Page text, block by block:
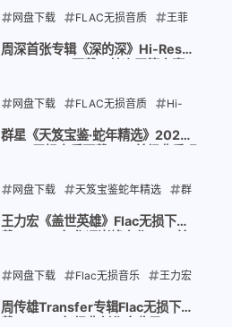
2025-12-19
网盘下载 FLAC无损音质 王菲
无损音乐 国粤语经典 1998年华语
2025-12-19
周深首张专辑《深的深》Hi-Res
网盘下载 FLAC无损音质 Hi-
Res音乐下载 周深 深的深
群星《天笈宝鉴·蛇年精选》2025
网盘下载 天笈宝鉴蛇年精选 群
星无损音乐下载 2025华语精选合集
2025-12-19
王力宏《盖世英雄》Flac无损下
网盘下载 Flac无损音乐 王力宏
盖世英雄 2005年华语专辑
周传雄Transfer专辑Flac无损下